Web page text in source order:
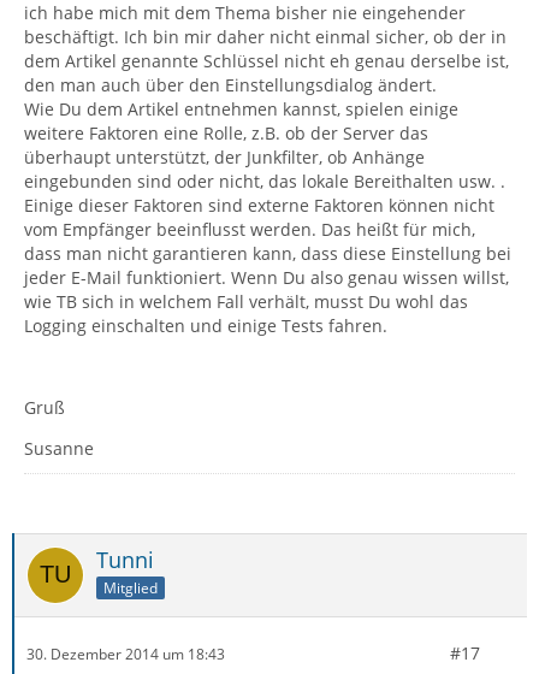
ich habe mich mit dem Thema bisher nie eingehender
beschäftigt. Ich bin mir daher nicht einmal sicher, ob der in
dem Artikel genannte Schlüssel nicht eh genau derselbe ist,
den man auch über den Einstellungsdialog ändert.
Wie Du dem Artikel entnehmen kannst, spielen einige
weitere Faktoren eine Rolle, z.B. ob der Server das
überhaupt unterstützt, der Junkfilter, ob Anhänge
eingebunden sind oder nicht, das lokale Bereithalten usw. .
Einige dieser Faktoren sind externe Faktoren können nicht
vom Empfänger beeinflusst werden. Das heißt für mich,
dass man nicht garantieren kann, dass diese Einstellung bei
jeder E-Mail funktioniert. Wenn Du also genau wissen willst,
wie TB sich in welchem Fall verhält, musst Du wohl das
Logging einschalten und einige Tests fahren.
Gruß
Susanne
Tunni
Mitglied
30. Dezember 2014 um 18:43 #17